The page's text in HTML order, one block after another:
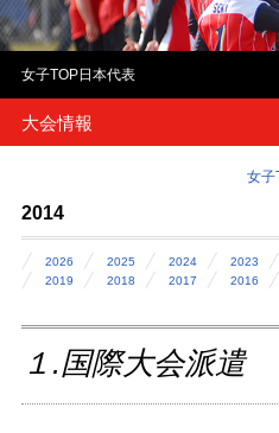
女子TOP日本代表
大会情報
女子
2014
2026 2025 2024 2023
2019
2018 2017 2016
１.国際大会派遣